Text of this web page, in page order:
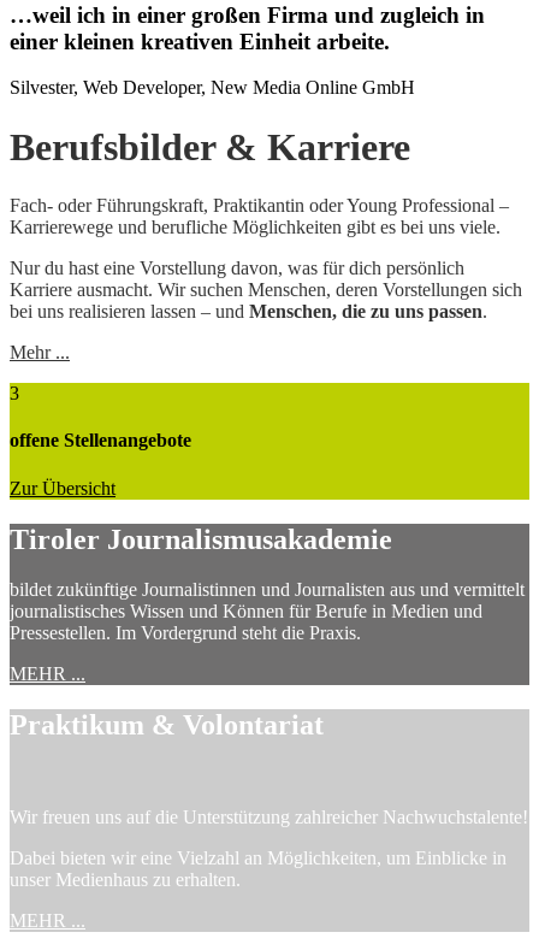
…weil ich in einer großen Firma und zugleich in
einer kleinen kreativen Einheit arbeite.
Silvester, Web Developer, New Media Online GmbH
Berufsbilder & Karriere
Fach- oder Führungskraft, Praktikantin oder Young Professional –
Karrierewege und berufliche Möglichkeiten gibt es bei uns viele.
Nur du hast eine Vorstellung davon, was für dich persönlich
Karriere ausmacht. Wir suchen Menschen, deren Vorstellungen sich
bei uns realisieren lassen – und Menschen, die zu uns passen.
Mehr ...
3
offene Stellenangebote
Zur Übersicht
Tiroler Journalismusakademie
bildet zukünftige Journalistinnen und Journalisten aus und vermittelt
journalistisches Wissen und Können für Berufe in Medien und
Pressestellen. Im Vordergrund steht die Praxis.
MEHR ...
Praktikum & Volontariat
Wir freuen uns auf die Unterstützung zahlreicher Nachwuchstalente!
Dabei bieten wir eine Vielzahl an Möglichkeiten, um Einblicke in
unser Medienhaus zu erhalten.
MEHR ...